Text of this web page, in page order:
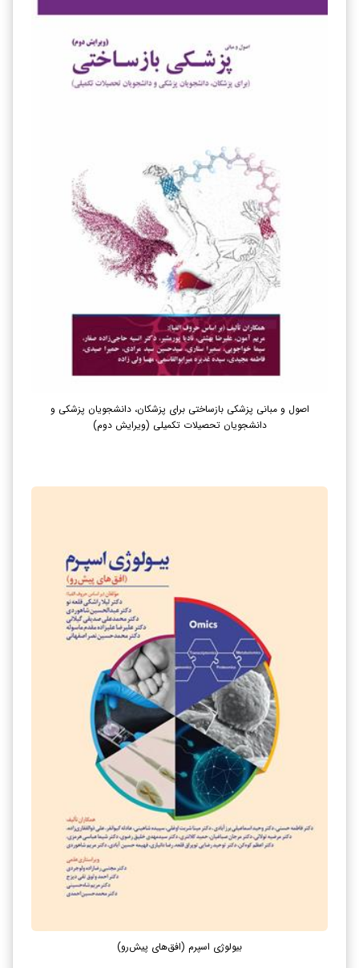
اصول و مبانی پزشکی بازساختی برای پزشکان، دانشجویان پزشکی و
دانشجویان تحصیلات تکمیلی (ویرایش دوم)
بیولوژی اسپرم (افق‌های پیش‌رو)